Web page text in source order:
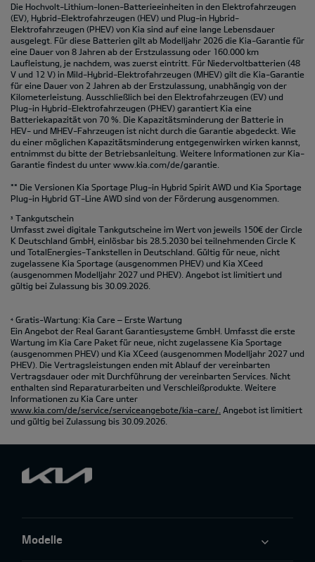
Die Hochvolt-Lithium-Ionen-Batterieeinheiten in den Elektrofahrzeugen
(EV), Hybrid-Elektrofahrzeugen (HEV) und Plug-in Hybrid-
Elektrofahrzeugen (PHEV) von Kia sind auf eine lange Lebensdauer
ausgelegt. Für diese Batterien gilt ab Modelljahr 2026 die Kia-Garantie für
eine Dauer von 8 Jahren ab der Erstzulassung oder 160.000 km
Laufleistung, je nachdem, was zuerst eintritt. Für Niedervoltbatterien (48
V und 12 V) in Mild-Hybrid-Elektrofahrzeugen (MHEV) gilt die Kia-Garantie
für eine Dauer von 2 Jahren ab der Erstzulassung, unabhängig von der
Kilometerleistung. Ausschließlich bei den Elektrofahrzeugen (EV) und
Plug-in Hybrid-Elektrofahrzeugen (PHEV) garantiert Kia eine
Batteriekapazität von 70 %. Die Kapazitätsminderung der Batterie in
HEV- und MHEV-Fahrzeugen ist nicht durch die Garantie abgedeckt. Wie
du einer möglichen Kapazitätsminderung entgegenwirken wirken kannst,
entnimmst du bitte der Betriebsanleitung. Weitere Informationen zur Kia-
Garantie findest du unter www.kia.com/de/garantie.
** Die Versionen Kia Sportage Plug-in Hybrid Spirit AWD und Kia Sportage
Plug-in Hybrid GT-Line AWD sind von der Förderung ausgenommen.
3 Tankgutschein
Umfasst zwei digitale Tankgutscheine im Wert von jeweils 150€ der Circle
K Deutschland GmbH, einlösbar bis 28.5.2030 bei teilnehmenden Circle K
und TotalEnergies-Tankstellen in Deutschland. Gültig für neue, nicht
zugelassene Kia Sportage (ausgenommen PHEV) und Kia XCeed
(ausgenommen Modelljahr 2027 und PHEV). Angebot ist limitiert und
gültig bei Zulassung bis 30.09.2026.
4 Gratis-Wartung: Kia Care – Erste Wartung
Ein Angebot der Real Garant Garantiesysteme GmbH. Umfasst die erste
Wartung im Kia Care Paket für neue, nicht zugelassene Kia Sportage
(ausgenommen PHEV) und Kia XCeed (ausgenommen Modelljahr 2027 und
PHEV). Die Vertragsleistungen enden mit Ablauf der vereinbarten
Vertragsdauer oder mit Durchführung der vereinbarten Services. Nicht
enthalten sind Reparaturarbeiten und Verschleißprodukte. Weitere
Informationen zu Kia Care unter
www.kia.com/de/service/serviceangebote/kia-care/. Angebot ist limitiert
und gültig bei Zulassung bis 30.09.2026.
Modelle